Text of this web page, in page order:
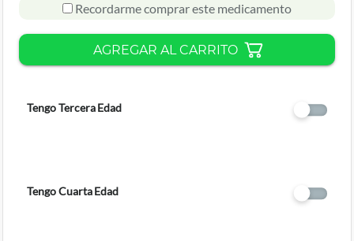
Recordarme comprar este medicamento
AGREGAR AL CARRITO
Tengo Tercera Edad
Tengo Cuarta Edad